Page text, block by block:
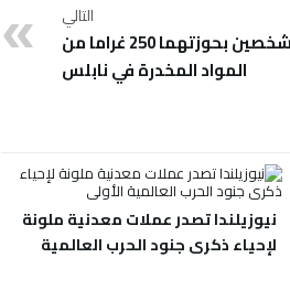
التالي
اعتقال شخصين بحوزتهما 250 غراما من
المواد المخدرة في نابلس
نيوزيلندا تصدر عملات معدنية ملونة
لإحياء ذكرى جنود الحرب العالمية